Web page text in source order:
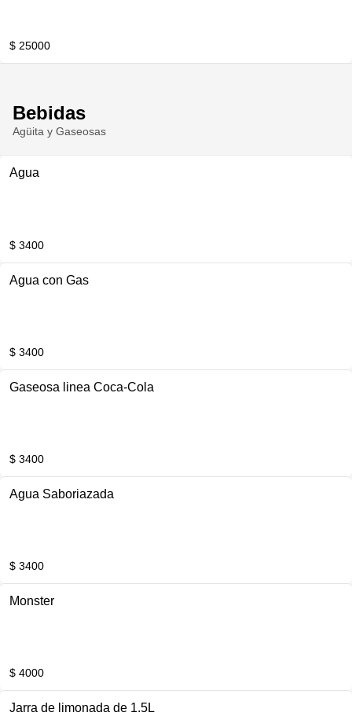
$ 25000
Bebidas
Agüita y Gaseosas
Agua
$ 3400
Agua con Gas
$ 3400
Gaseosa linea Coca-Cola
$ 3400
Agua Saboriazada
$ 3400
Monster
$ 4000
Jarra de limonada de 1.5L